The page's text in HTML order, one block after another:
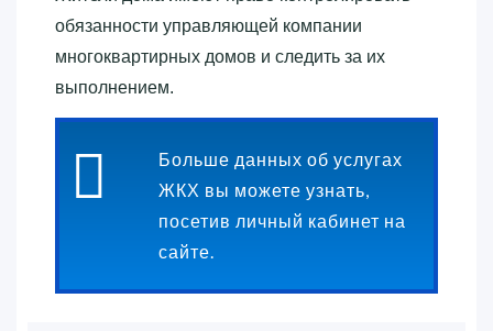
обязанности управляющей компании
многоквартирных домов и следить за их
выполнением.
Больше данных об услугах
ЖКХ вы можете узнать,
посетив личный кабинет на
сайте.